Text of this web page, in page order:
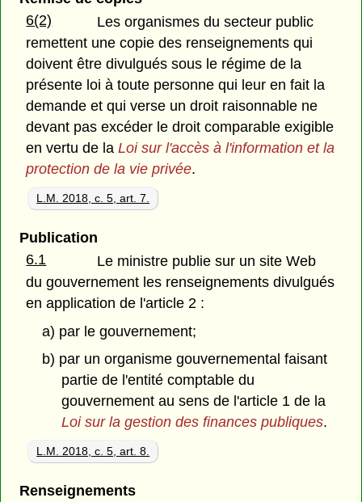
6(2)
Les organismes du secteur public
remettent une copie des renseignements qui
doivent être divulgués sous le régime de la
présente loi à toute personne qui leur en fait la
demande et qui verse un droit raisonnable ne
devant pas excéder le droit comparable exigible
en vertu de laLoi sur l'accès à l'information et la
protection de la vie privée.
L.M. 2018, c. 5, art. 7.
Publication
6.1
Le ministre publie sur un site Web
du gouvernement les renseignements divulgués
en application de l'article 2 :
a) par le gouvernement;
b) par un organisme gouvernemental faisant
partie de l'entité comptable du
gouvernement au sens de l'article 1 de la
Loi sur la gestion des finances publiques.
L.M. 2018, c. 5, art. 8.
Renseignements